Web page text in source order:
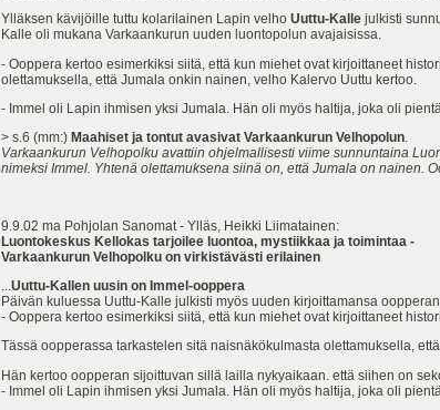
Ylläksen kävijöille tuttu kolarilainen Lapin velho Uuttu-Kalle julkisti
Kalle oli mukana Varkaankurun uuden luontopolun avajaisissa.
- Ooppera kertoo esimerkiksi siitä, että kun miehet ovat kirjoittaneet
olettamuksella, että Jumala onkin nainen, velho Kalervo Uuttu kertoo.
- Immel oli Lapin ihmisen yksi Jumala. Hän oli myös haltija, joka oli
> s.6 (mm:) Maahiset ja tontut avasivat Varkaankurun Velhopolun.
Varkaankurun Velhopolku avattiin ohjelmallisesti viime sunnuntaina
nimeksi Immel. Yhtenä olettamuksena siinä on, että Jumala on nainen.
9.9.02 ma Pohjolan Sanomat - Ylläs, Heikki Liimatainen:
Luontokeskus Kellokas tarjoilee luontoa, mystiikkaa ja toimintaa -
Varkaankurun Velhopolku on virkistävästi erilainen
...Uuttu-Kallen uusin on Immel-ooppera
Päivän kuluessa Uuttu-Kalle julkisti myös uuden kirjoittamansa
- Ooppera kertoo esimerkiksi siitä, että kun miehet ovat kirjoittaneet
Tässä oopperassa tarkastelen sitä naisnäkökulmasta olettamuksella,
Hän kertoo oopperan sijoittuvan sillä lailla nykyaikaan. että siihen on
- Immel oli Lapin ihmisen yksi Jumala. Hän oli myös haltija, joka oli